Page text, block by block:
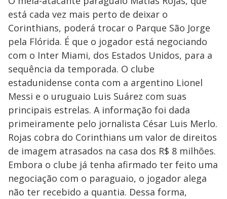
está cada vez mais perto de deixar o
Corinthians, poderá trocar o Parque São Jorge
pela Flórida. É que o jogador está negociando
com o Inter Miami, dos Estados Unidos, para a
sequência da temporada. O clube
estadunidense conta com a argentino Lionel
Messi e o uruguaio Luis Suárez com suas
principais estrelas. A informação foi dada
primeiramente pelo jornalista César Luis Merlo.
Rojas cobra do Corinthians um valor de direitos
de imagem atrasados na casa dos R$ 8 milhões.
Embora o clube já tenha afirmado ter feito uma
negociação com o paraguaio, o jogador alega
não ter recebido a quantia. Dessa forma,